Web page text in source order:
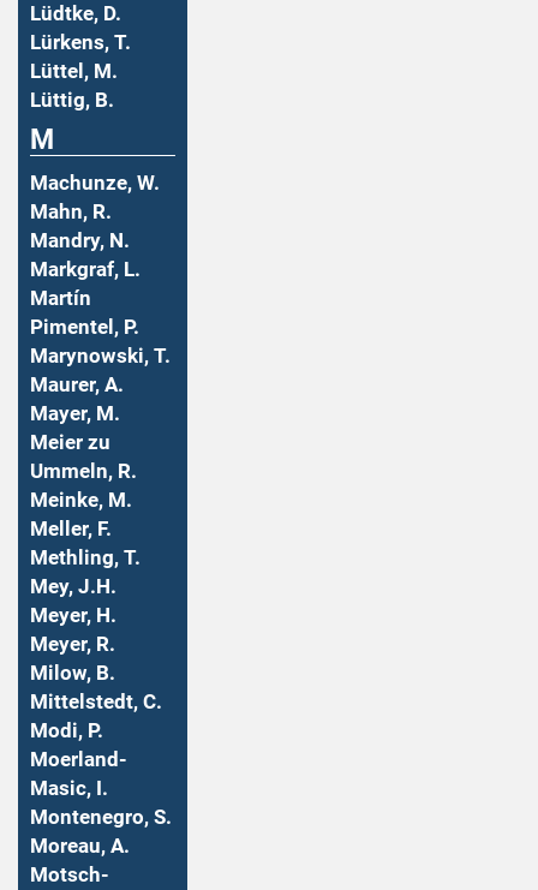
Lüdtke, D.
Lürkens, T.
Lüttel, M.
Lüttig, B.
M
Machunze, W.
Mahn, R.
Mandry, N.
Markgraf, L.
Martín
Pimentel, P.
Marynowski, T.
Maurer, A.
Mayer, M.
Meier zu
Ummeln, R.
Meinke, M.
Meller, F.
Methling, T.
Mey, J.H.
Meyer, H.
Meyer, R.
Milow, B.
Mittelstedt, C.
Modi, P.
Moerland-
Masic, I.
Montenegro, S.
Moreau, A.
Motsch-